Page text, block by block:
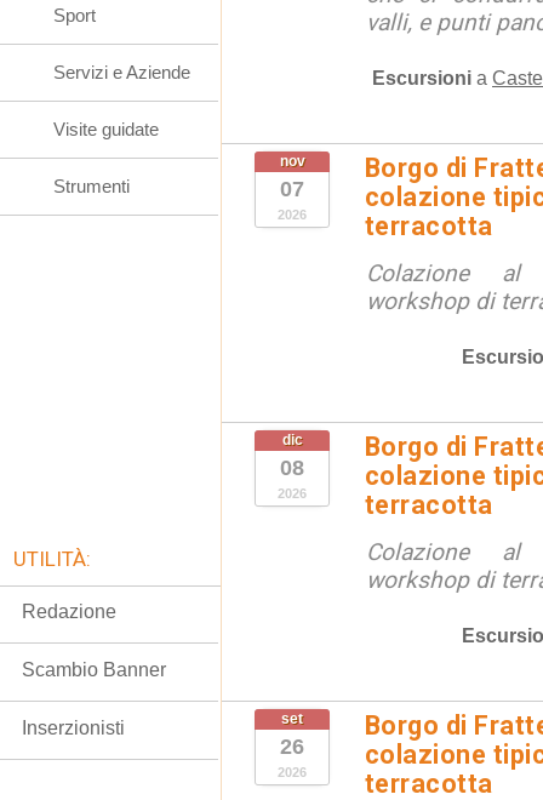
valli, e punti
Escursioni a
nov
07
2026
Borgo di
colazione
terracotta
Colazione al
workshop di
dic
08
2026
Borgo di
colazione
terracotta
Colazione al
workshop di
set
26
2026
Borgo di
colazione
terracotta
Sport
Servizi e Aziende
Visite guidate
Strumenti
UTILITÀ:
Redazione
Scambio Banner
Inserzionisti